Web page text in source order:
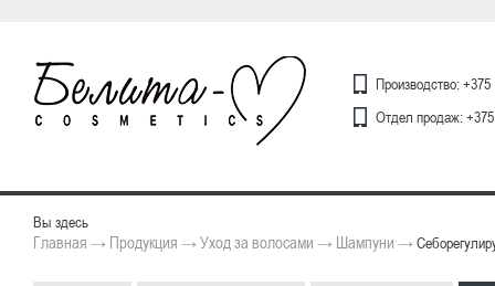
Производство:
Отдел продаж:
Вы здесь
Главная → Продукция →Уход за волосами → Шампуни →